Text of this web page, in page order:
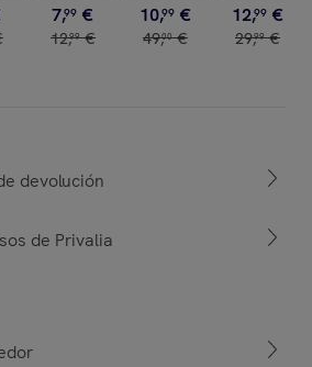
7,99 €
12,99 €
10,99 €
49,00 €
12,99 €
29,99 €
devolución
de Privalia